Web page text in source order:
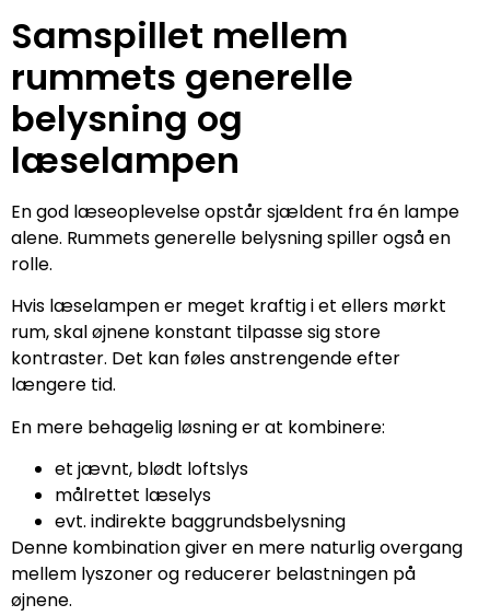
Samspillet mellem
rummets generelle
belysning og
læselampen
En god læseoplevelse opstår sjældent fra én lampe
alene. Rummets generelle belysning spiller også en
rolle.
Hvis læselampen er meget kraftig i et ellers mørkt
rum, skal øjnene konstant tilpasse sig store
kontraster. Det kan føles anstrengende efter
længere tid.
En mere behagelig løsning er at kombinere:
et jævnt, blødt loftslys
målrettet læselys
evt. indirekte baggrundsbelysning
Denne kombination giver en mere naturlig overgang
mellem lyszoner og reducerer belastningen på
øjnene.